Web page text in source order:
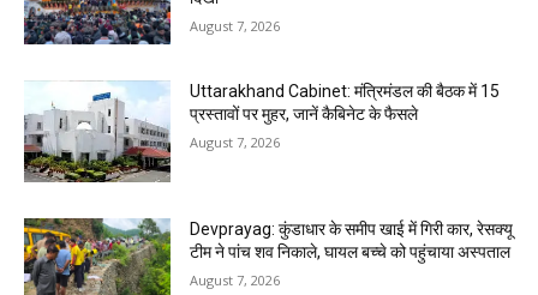
August 7, 2026
Uttarakhand Cabinet: मंत्रिमंडल की बैठक में 15
प्रस्तावों पर मुहर, जानें कैबिनेट के फैसले
August 7, 2026
Devprayag: कुंडाधार के समीप खाई में गिरी कार, रेसक्यू
टीम ने पांच शव निकाले, घायल बच्चे को पहुंचाया अस्पताल
August 7, 2026